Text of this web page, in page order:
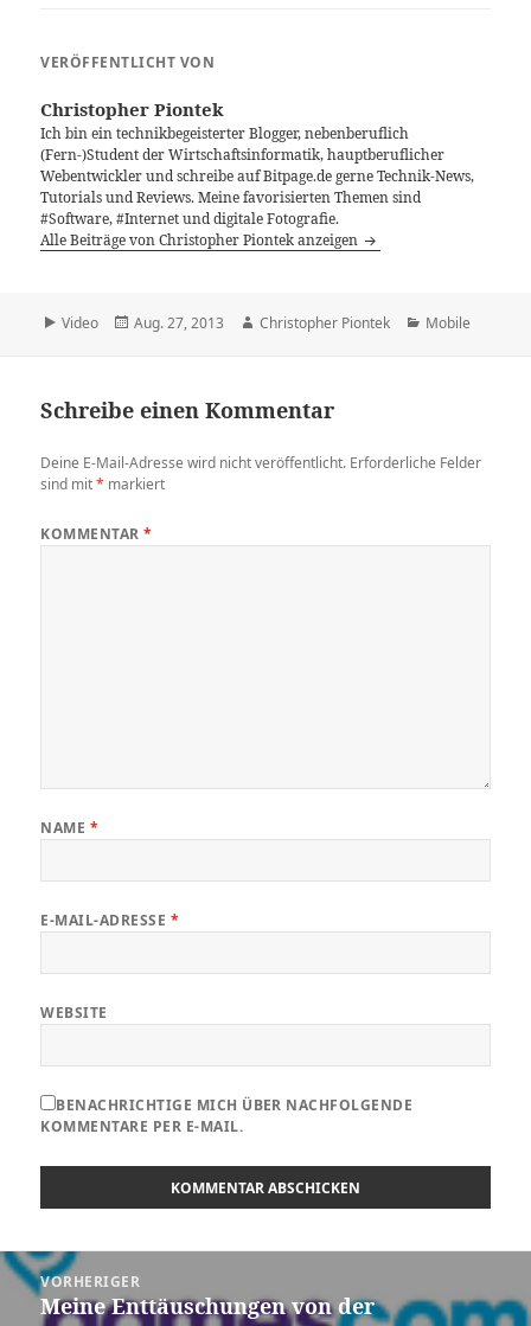
VERÖFFENTLICHT VON
Christopher Piontek
Ich bin ein technikbegeisterter Blogger, nebenberuflich
(Fern-)Student der Wirtschaftsinformatik, hauptberuflicher
Webentwickler und schreibe auf Bitpage.de gerne Technik-News,
Tutorials und Reviews. Meine favorisierten Themen sind
#Software, #Internet und digitale Fotografie.
Alle Beiträge von Christopher Piontek anzeigen
Format
Video
Veröffentlicht
Aug. 27, 2013 Autor
Christopher Piontek Kategorien
Mobile
Schreibe einen Kommentar
Deine E-Mail-Adresse wird nicht veröffentlicht. Erforderliche Felder
sind mit* markiert
KOMMENTAR*
NAME *
E-MAIL-ADRESSE *
WEBSITE
BENACHRICHTIGE MICH ÜBER NACHFOLGENDE
KOMMENTARE PER E-MAIL.
Beitragsnavigation
VORHERIGER
Vorheriger
Meine Enttäuschungen von der